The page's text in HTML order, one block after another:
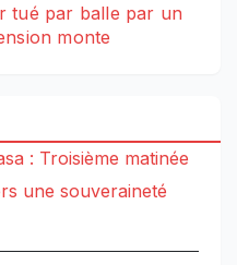
tué par balle par un
monte
: Troisième matinée
une souveraineté